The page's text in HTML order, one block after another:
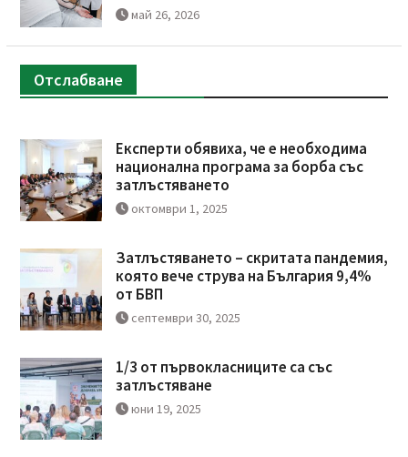
май 26, 2026
Отслабване
Експерти обявиха, че е необходима
национална програма за борба със
затлъстяването
октомври 1, 2025
Затлъстяването – скритата пандемия,
която вече струва на България 9,4%
от БВП
септември 30, 2025
1/3 от първокласниците са със
затлъстяване
юни 19, 2025